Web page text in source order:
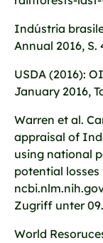
Indústria
Annual 2016, S.
USDA (2016):
January 2016,
Warren et al.
appraisal of
using national
potential
Zugriff unter
World